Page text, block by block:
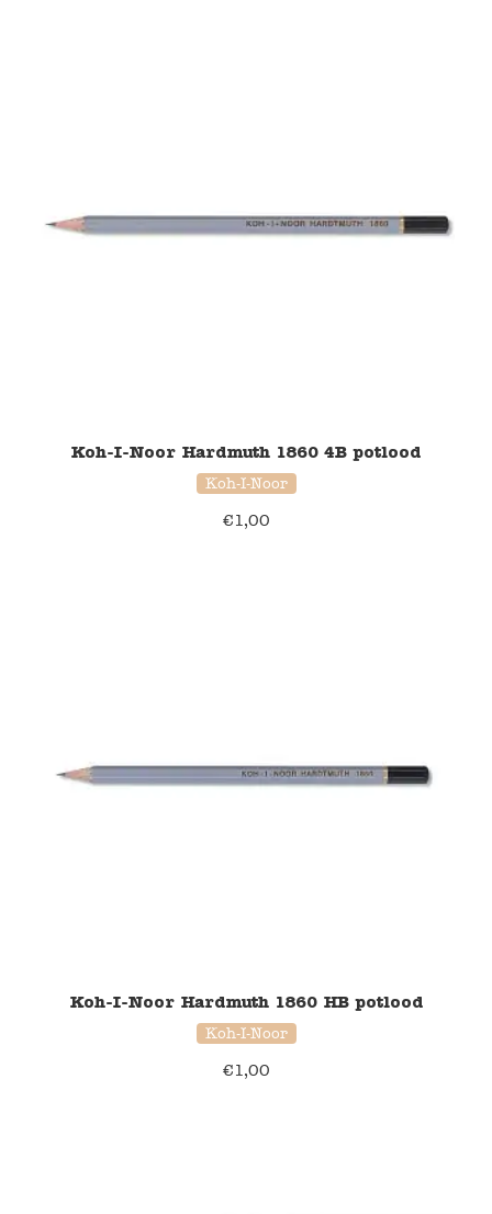
Koh-I-Noor Hardmuth 1860 4B potlood
Koh-I-Noor
€1,00
Koh-I-Noor Hardmuth 1860 HB potlood
Koh-I-Noor
€1,00